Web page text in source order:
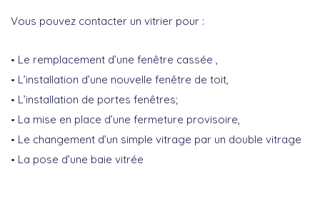
Vous pouvez contacter un vitrier pour :
Le remplacement d’une fenêtre cassée ,
L’installation d’une nouvelle fenêtre de toit,
L’installation de portes fenêtres;
La mise en place d’une fermeture provisoire,
Le changement d’un simple vitrage par un double vitrage
La pose d’une baie vitrée